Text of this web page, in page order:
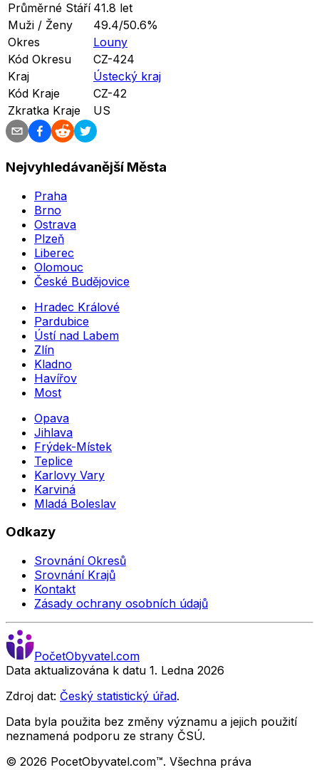
Průměrné Stáří 41.8 let
Muži / Ženy
49.4/50.6%
Okres
Louny
Kód Okresu
CZ-424
Kraj
Ústecký kraj
Kód Kraje
CZ-42
Zkratka Kraje
US
Nejvyhledávanější Města
Praha
Brno
Ostrava
Plzeň
Liberec
Olomouc
České Budějovice
Hradec Králové
Pardubice
Ústí nad Labem
Zlín
Kladno
Havířov
Most
Opava
Jihlava
Frýdek-Místek
Teplice
Karlovy Vary
Karviná
Mladá Boleslav
Odkazy
Srovnání Okresů
Srovnání Krajů
Kontakt
Zásady ochrany osobních údajů
PočetObyvatel.com
Data aktualizována k datu 1. Ledna 2026
Zdroj dat: Český statistický úřad.
Data byla použita bez změny významu a jejich použití
neznamená podporu ze strany ČSÚ.
© 2026 PocetObyvatel.com™. Všechna práva